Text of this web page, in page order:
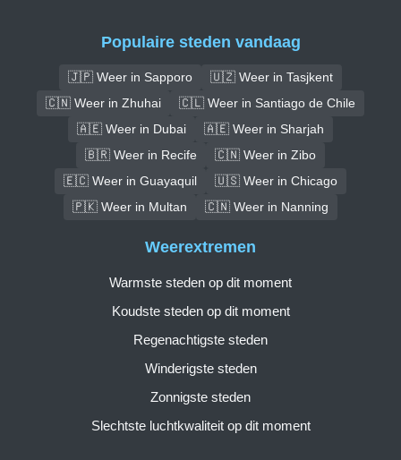
Populaire steden vandaag
🇯🇵 Weer in Sapporo
🇺🇿 Weer in Tasjkent
🇨🇳 Weer in Zhuhai
🇨🇱 Weer in Santiago de Chile
🇦🇪 Weer in Dubai
🇦🇪 Weer in Sharjah
🇧🇷 Weer in Recife
🇨🇳 Weer in Zibo
🇪🇨 Weer in Guayaquil
🇺🇸 Weer in Chicago
🇵🇰 Weer in Multan
🇨🇳 Weer in Nanning
Weerextremen
Warmste steden op dit moment
Koudste steden op dit moment
Regenachtigste steden
Winderigste steden
Zonnigste steden
Slechtste luchtkwaliteit op dit moment